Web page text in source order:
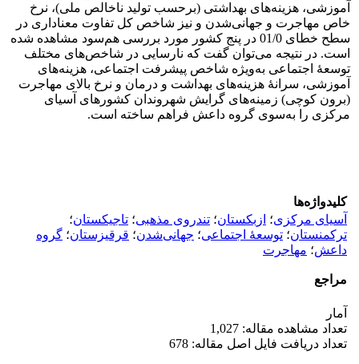
آموزشی، هزینه‌های بهداشتی (برحسب تولید ناخالص ملی)، نرخ
خاص مهاجرت و جهانی‌شدن و نیز شاخص کل تفاوت معناداری در
سطح خطای 01/0 در پنج کشور مورد بررسی هم‌سود مشاهده ‌شده
است. در نتیجه می‌توان گفت که نارسایی در شاخص‌های مختلف
توسعۀ اجتماعی به‌ویژه شاخص پیشرفت اجتماعی، هزینه‌های
آموزشی، سرانۀ هزینه‌های بهداشت و درمان و نرخ بالای مهاجرت
(برون کوچی) زمینه‌های گرایش شهروندان کشورهای آسیای
مرکزی را به‌سوی گروه داعش فراهم ساخته است.
کلیدواژه‌ها
آسیای مرکزی؛ ازبکستان؛ تندروی مذهبی؛ تاجیکستان؛
ترکمنستان؛ توسعۀ اجتماعی؛ جهانی‌شدن؛ قرقیزستان؛ گروه
داعش؛ مهاجرت
مراجع
آمار
تعداد مشاهده مقاله: 1,027
تعداد دریافت فایل اصل مقاله: 678